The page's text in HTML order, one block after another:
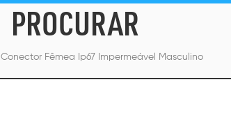
PROCURAR
Conector Fêmea Ip67 Impermeável Masculino